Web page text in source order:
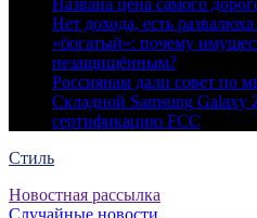
Названа цена самого
Нет дохода, есть
«богатый»: почему
незащищённым?
Россиянам дали совет по
Складной Samsung Galaxy
сертификацию FCC
Стиль
Новостная рассылка
Случайные новости